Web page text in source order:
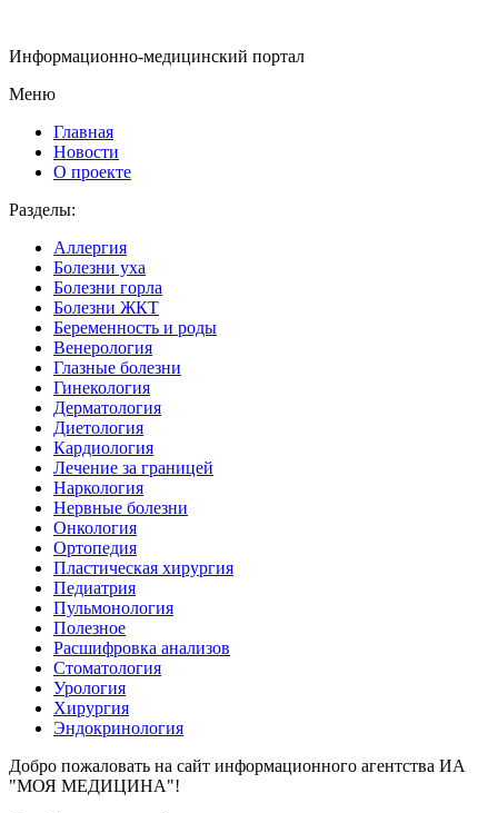
Информационно-медицинский портал
Меню
Главная
Новости
О проекте
Разделы:
Аллергия
Болезни уха
Болезни горла
Болезни ЖКТ
Беременность и роды
Венерология
Глазные болезни
Гинекология
Дерматология
Диетология
Кардиология
Лечение за границей
Наркология
Нервные болезни
Онкология
Ортопедия
Пластическая хирургия
Педиатрия
Пульмонология
Полезное
Расшифровка анализов
Стоматология
Урология
Хирургия
Эндокринология
Добро пожаловать на сайт информационного агентства ИА
"МОЯ МЕДИЦИНА"!